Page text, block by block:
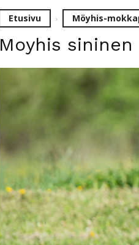
Etusivu Möyhis-
Moyhis sininen